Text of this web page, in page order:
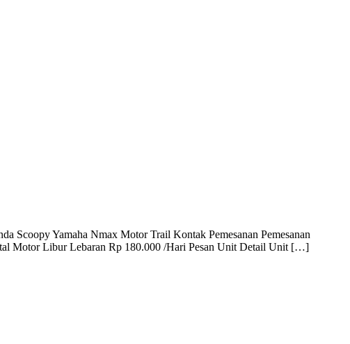
Scoopy Yamaha Nmax Motor Trail Kontak Pemesanan Pemesanan
Motor Libur Lebaran Rp 180.000 /Hari Pesan Unit Detail Unit […]